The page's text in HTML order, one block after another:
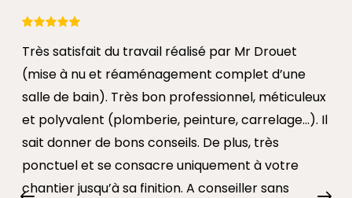
Très satisfait du travail réalisé par Mr Drouet
(mise à nu et réaménagement complet d’une
salle de bain). Très bon professionnel, méticuleux
et polyvalent (plomberie, peinture, carrelage…). Il
sait donner de bons conseils. De plus, très
ponctuel et se consacre uniquement à votre
chantier jusqu’à sa finition. A conseiller sans